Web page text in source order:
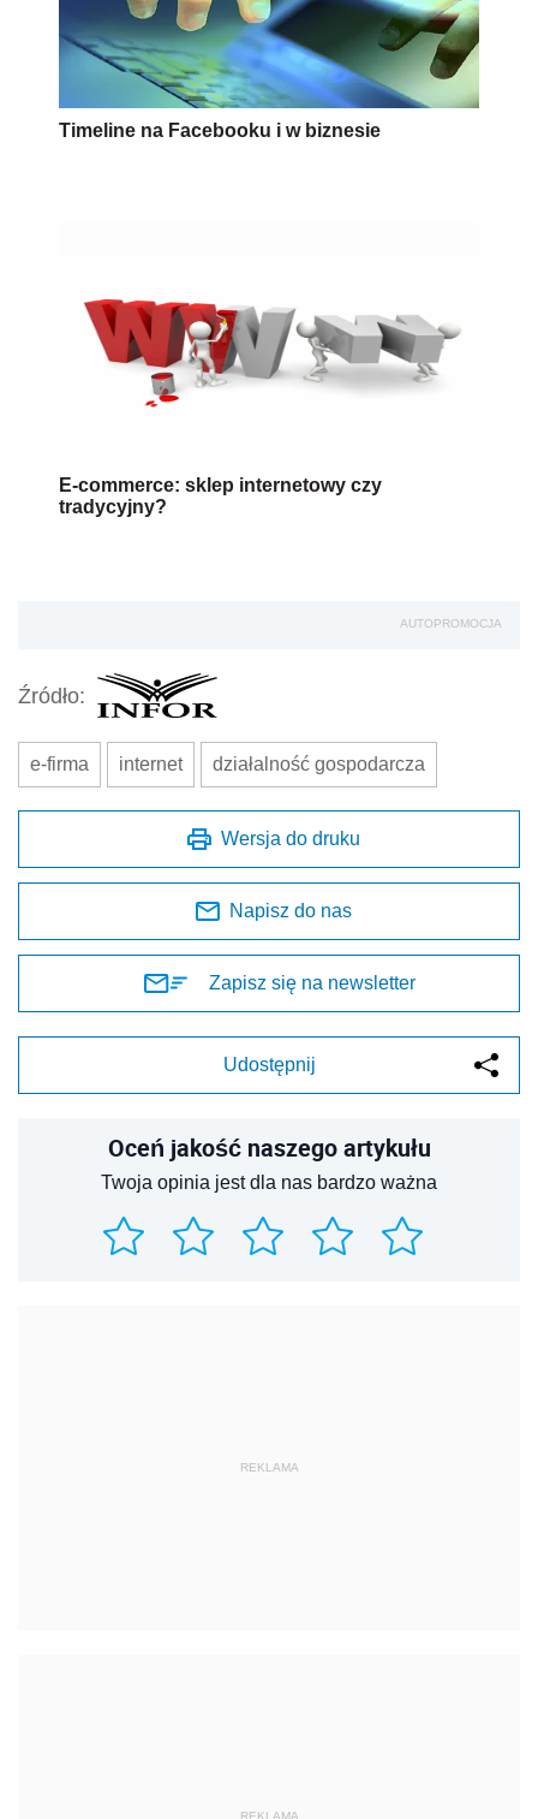
Timeline na Facebooku i w biznesie
E-commerce: sklep internetowy czy
tradycyjny?
AUTOPROMOCJA
Źródło:
e-firma internet działalność gospodarcza
Wersja do druku
Napisz do nas
Zapisz się na newsletter
Udostępnij
Oceń jakość naszego artykułu
Twoja opinia jest dla nas bardzo ważna
REKLAMA
REKLAMA